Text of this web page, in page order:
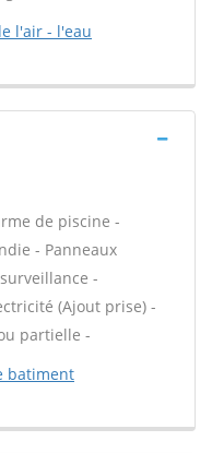
l'air - l'eau
de piscine -
- Panneaux
-
(Ajout prise) -
partielle -
batiment